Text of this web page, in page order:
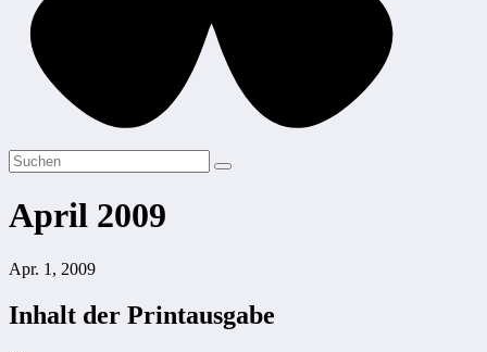
April 2009
Apr. 1, 2009
Inhalt der Printausgabe